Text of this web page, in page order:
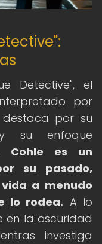
Detective", el
por
destaca por su
su enfoque
Cohle es un
su pasado,
a menudo
lo rodea. A lo
en la oscuridad
investiga